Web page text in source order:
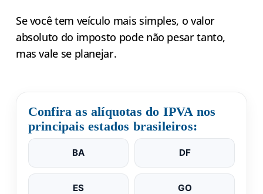
Se você tem veículo mais simples, o valor
absoluto do imposto pode não pesar tanto,
mas vale se planejar.
Confira as alíquotas do IPVA nos
principais estados brasileiros:
BA DF
ES GO